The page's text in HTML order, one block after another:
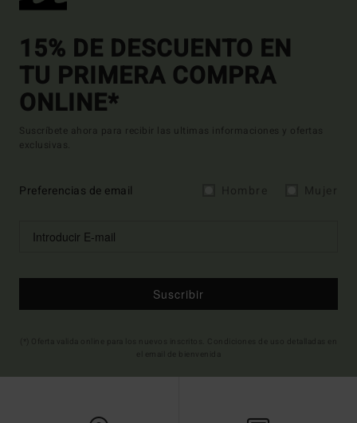
15% DE DESCUENTO EN
TU PRIMERA COMPRA
ONLINE*
Suscríbete ahora para recibir las ultimas informaciones y ofertas
exclusivas.
Preferencias de email
Suscribir